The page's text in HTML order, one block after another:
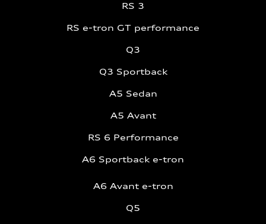
RS 3
RS e-tron GT performance
Q3
Q3 Sportback
A5 Sedan
A5 Avant
RS 6 Performance
A6 Sportback e-tron
A6 Avant e-tron
Q5